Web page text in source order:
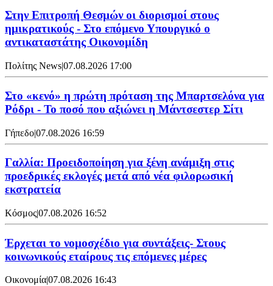
Στην Επιτροπή Θεσμών οι διορισμοί στους
ημικρατικούς - Στο επόμενο Υπουργικό ο
αντικαταστάτης Οικονομίδη
Πολίτης News|07.08.2026 17:00
Στο «κενό» η πρώτη πρόταση της Μπαρτσελόνα για
Ρόδρι - Το ποσό που αξιώνει η Μάντσεστερ Σίτι
Γήπεδο|07.08.2026 16:59
Γαλλία: Προειδοποίηση για ξένη ανάμιξη στις
προεδρικές εκλογές μετά από νέα φιλορωσική
εκστρατεία
Κόσμος|07.08.2026 16:52
Έρχεται το νομοσχέδιο για συντάξεις- Στους
κοινωνικούς εταίρους τις επόμενες μέρες
Οικονομία|07.08.2026 16:43